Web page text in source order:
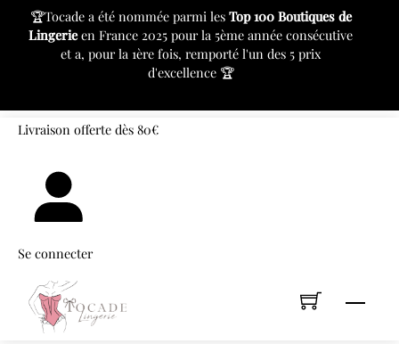
🏆Tocade a été nommée parmi les Top 100 Boutiques de
Lingerieen France 2025 pour la 5ème année consécutive
et a, pour la 1ère fois, remporté l'un des 5 prix
d'excellence 🏆
Skip
content
Livraison offerte dès 80€
Se connecter